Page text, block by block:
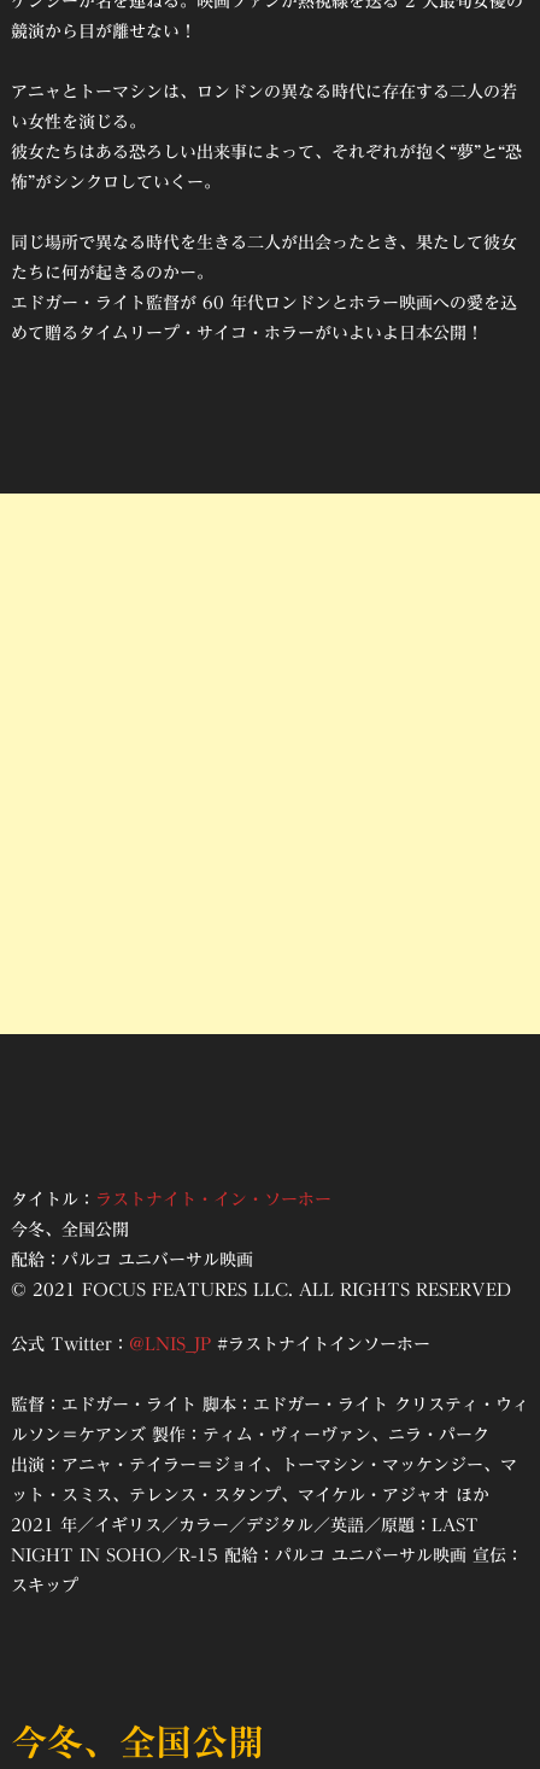
競演から目が離せない！
アニャとトーマシンは、ロンドンの異なる時代に存在する二人の若
い女性を演じる。
彼女たちはある恐ろしい出来事によって、それぞれが抱く“夢”と“恐
怖”がシンクロしていくー。
同じ場所で異なる時代を生きる二人が出会ったとき、果たして彼女
たちに何が起きるのかー。
エドガー・ライト監督が 60 年代ロンドンとホラー映画への愛を込
めて贈るタイムリープ・サイコ・ホラーがいよいよ日本公開！
タイトル： ラストナイト・イン・ソーホー
今冬、全国公開
配給：パルコ ユニバーサル映画
© 2021 FOCUS FEATURES LLC. ALL RIGHTS RESERVED
公式 Twitter： @LNIS_JP#ラストナイトインソーホー
監督：エドガー・ライト 脚本：エドガー・ライト クリスティ・ウィ
ルソン＝ケアンズ 製作：ティム・ヴィーヴァン、ニラ・パーク
出演：アニャ・テイラー＝ジョイ、トーマシン・マッケンジー、マ
ット・スミス、テレンス・スタンプ、マイケル・アジャオ ほか
2021 年／イギリス／カラー／デジタル／英語／原題：LAST
NIGHT IN SOHO／R-15 配給：パルコ ユニバーサル映画 宣伝：
スキップ
今冬、全国公開